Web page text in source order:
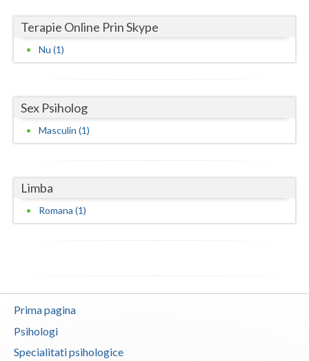
Tulcea
Valcea
Vrancea
Terapie Online Prin Skype
Nu (1)
Sex Psiholog
Masculin (1)
Limba
Romana (1)
Prima pagina
Psihologi
Specialitati psihologice